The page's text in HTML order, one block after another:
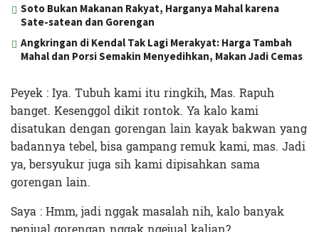
Soto Bukan Makanan Rakyat, Harganya Mahal karena
Sate-satean dan Gorengan
Angkringan di Kendal Tak Lagi Merakyat: Harga Tambah
Mahal dan Porsi Semakin Menyedihkan, Makan Jadi Cemas
Peyek : Iya. Tubuh kami itu ringkih, Mas. Rapuh
banget. Kesenggol dikit rontok. Ya kalo kami
disatukan dengan gorengan lain kayak bakwan yang
badannya tebel, bisa gampang remuk kami, mas. Jadi
ya, bersyukur juga sih kami dipisahkan sama
gorengan lain.
Saya : Hmm, jadi nggak masalah nih, kalo banyak